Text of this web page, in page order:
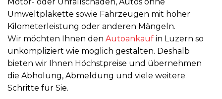
Umweltplakette sowie Fahrzeugen mit hoher
Kilometerleistung oder anderen Mängeln.
Wir möchten Ihnen den Autoankauf in Luzern so
unkompliziert wie möglich gestalten. Deshalb
bieten wir Ihnen Höchstpreise und übernehmen
die Abholung, Abmeldung und viele weitere
Schritte für Sie.